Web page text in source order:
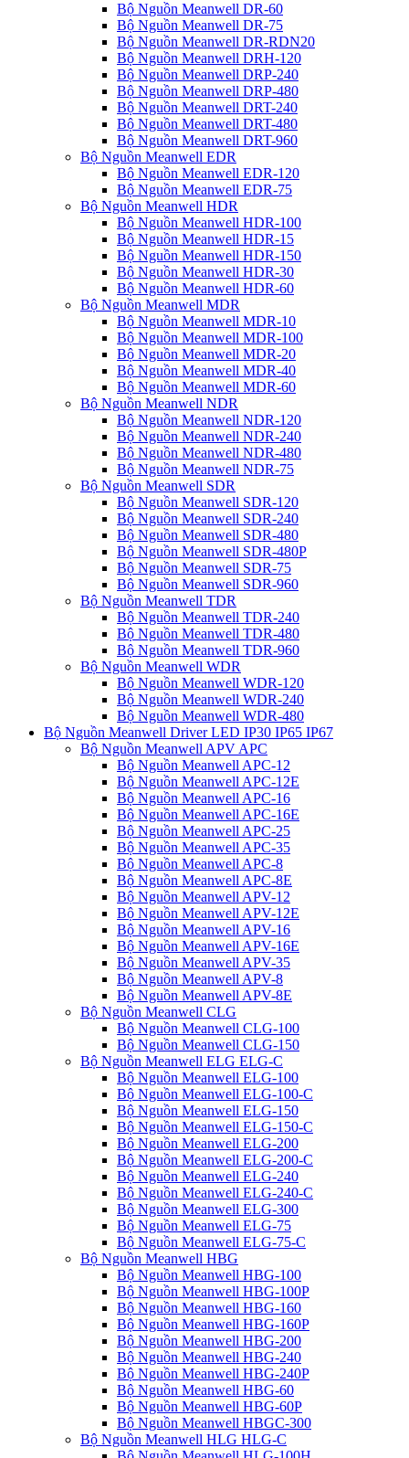
Bộ Nguồn Meanwell DR-60
Bộ Nguồn Meanwell DR-75
Bộ Nguồn Meanwell DR-RDN20
Bộ Nguồn Meanwell DRH-120
Bộ Nguồn Meanwell DRP-240
Bộ Nguồn Meanwell DRP-480
Bộ Nguồn Meanwell DRT-240
Bộ Nguồn Meanwell DRT-480
Bộ Nguồn Meanwell DRT-960
Bộ Nguồn Meanwell EDR
Bộ Nguồn Meanwell EDR-120
Bộ Nguồn Meanwell EDR-75
Bộ Nguồn Meanwell HDR
Bộ Nguồn Meanwell HDR-100
Bộ Nguồn Meanwell HDR-15
Bộ Nguồn Meanwell HDR-150
Bộ Nguồn Meanwell HDR-30
Bộ Nguồn Meanwell HDR-60
Bộ Nguồn Meanwell MDR
Bộ Nguồn Meanwell MDR-10
Bộ Nguồn Meanwell MDR-100
Bộ Nguồn Meanwell MDR-20
Bộ Nguồn Meanwell MDR-40
Bộ Nguồn Meanwell MDR-60
Bộ Nguồn Meanwell NDR
Bộ Nguồn Meanwell NDR-120
Bộ Nguồn Meanwell NDR-240
Bộ Nguồn Meanwell NDR-480
Bộ Nguồn Meanwell NDR-75
Bộ Nguồn Meanwell SDR
Bộ Nguồn Meanwell SDR-120
Bộ Nguồn Meanwell SDR-240
Bộ Nguồn Meanwell SDR-480
Bộ Nguồn Meanwell SDR-480P
Bộ Nguồn Meanwell SDR-75
Bộ Nguồn Meanwell SDR-960
Bộ Nguồn Meanwell TDR
Bộ Nguồn Meanwell TDR-240
Bộ Nguồn Meanwell TDR-480
Bộ Nguồn Meanwell TDR-960
Bộ Nguồn Meanwell WDR
Bộ Nguồn Meanwell WDR-120
Bộ Nguồn Meanwell WDR-240
Bộ Nguồn Meanwell WDR-480
Bộ Nguồn Meanwell Driver LED IP30 IP65 IP67
Bộ Nguồn Meanwell APV APC
Bộ Nguồn Meanwell APC-12
Bộ Nguồn Meanwell APC-12E
Bộ Nguồn Meanwell APC-16
Bộ Nguồn Meanwell APC-16E
Bộ Nguồn Meanwell APC-25
Bộ Nguồn Meanwell APC-35
Bộ Nguồn Meanwell APC-8
Bộ Nguồn Meanwell APC-8E
Bộ Nguồn Meanwell APV-12
Bộ Nguồn Meanwell APV-12E
Bộ Nguồn Meanwell APV-16
Bộ Nguồn Meanwell APV-16E
Bộ Nguồn Meanwell APV-35
Bộ Nguồn Meanwell APV-8
Bộ Nguồn Meanwell APV-8E
Bộ Nguồn Meanwell CLG
Bộ Nguồn Meanwell CLG-100
Bộ Nguồn Meanwell CLG-150
Bộ Nguồn Meanwell ELG ELG-C
Bộ Nguồn Meanwell ELG-100
Bộ Nguồn Meanwell ELG-100-C
Bộ Nguồn Meanwell ELG-150
Bộ Nguồn Meanwell ELG-150-C
Bộ Nguồn Meanwell ELG-200
Bộ Nguồn Meanwell ELG-200-C
Bộ Nguồn Meanwell ELG-240
Bộ Nguồn Meanwell ELG-240-C
Bộ Nguồn Meanwell ELG-300
Bộ Nguồn Meanwell ELG-75
Bộ Nguồn Meanwell ELG-75-C
Bộ Nguồn Meanwell HBG
Bộ Nguồn Meanwell HBG-100
Bộ Nguồn Meanwell HBG-100P
Bộ Nguồn Meanwell HBG-160
Bộ Nguồn Meanwell HBG-160P
Bộ Nguồn Meanwell HBG-200
Bộ Nguồn Meanwell HBG-240
Bộ Nguồn Meanwell HBG-240P
Bộ Nguồn Meanwell HBG-60
Bộ Nguồn Meanwell HBG-60P
Bộ Nguồn Meanwell HBGC-300
Bộ Nguồn Meanwell HLG HLG-C